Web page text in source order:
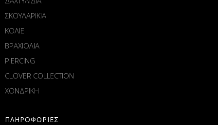
ΣΚΟΥΛΑΡΙΚΙΑ
ΚΟΛΙΕ
ΒΡΑΧΙΟΛΙΑ
PIERCING
CLOVER COLLECTION
ΧΟΝΔΡΙΚΗ
ΠΛΗΡΟΦΟΡΙΕΣ